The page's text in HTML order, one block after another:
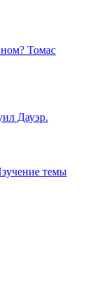
Томас
Дауэр.
темы